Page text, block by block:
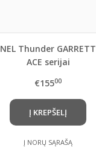
NEL Thunder GARRETT
ACE serijai
€15500
Į KREPŠELĮ
Į NORŲ SĄRAŠĄ